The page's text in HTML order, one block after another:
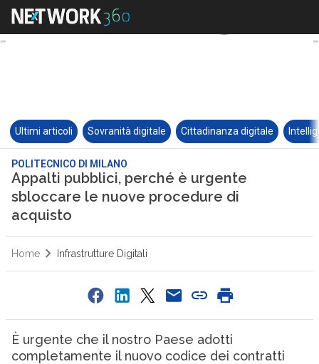
Ultimi articoli Sovranità digitale Cittadinanza digitale
POLITECNICO DI MILANO
Appalti pubblici, perché è urgente
sbloccare le nuove procedure di
acquisto
Home Infrastrutture Digitali
È urgente che il nostro Paese adotti
completamente il nuovo codice dei contratti